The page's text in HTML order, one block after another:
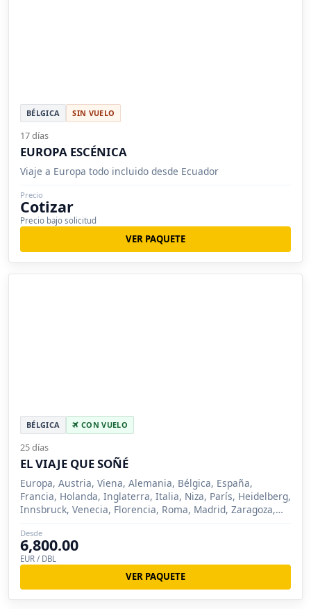
BÉLGICA SIN VUELO
17 días
EUROPA ESCÉNICA
Viaje a Europa todo incluido desde Ecuador
Precio
Cotizar
Precio bajo solicitud
VER PAQUETE
BÉLGICA CON VUELO
25 días
EL VIAJE QUE SOÑÉ
Europa, Austria, Viena, Alemania, Bélgica, España,
Francia, Holanda, Inglaterra, Italia, Niza, París, Heidelberg,
Innsbruck, Venecia, Florencia, Roma, Madrid, Zaragoza,
Desde
6,800.00
EUR / DBL
VER PAQUETE